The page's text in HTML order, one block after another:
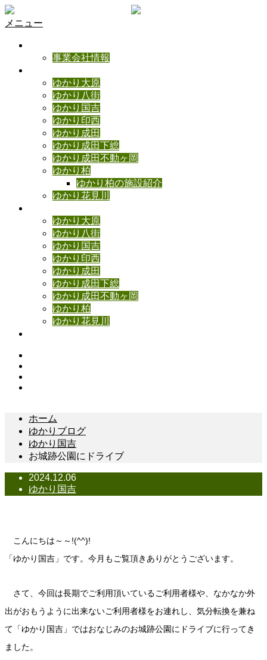
メニュー
事業会社情報
ゆかり大原
ゆかり八街
ゆかり国吉
ゆかり印西
ゆかり成田
ゆかり成田下総
ゆかり成田不動ヶ岡
ゆかり柏
ゆかり柏の施設紹介
ゆかり花見川
ゆかり大原
ゆかり八街
ゆかり国吉
ゆかり印西
ゆかり成田
ゆかり成田下総
ゆかり成田不動ヶ岡
ゆかり柏
ゆかり花見川
ホーム
ゆかりブログ
ゆかり国吉
お城跡公園にドライブ
2024.12.06
ゆかり国吉
こんにちは～～!(^^)!
「ゆかり国吉」です。今月もご覧頂きありがとうございます。
さて、今回は長期でご利用頂いているご利用者様や、なかなか外
出がおもうように出来ないご利用者様をお連れし、気分転換を兼ね
て「ゆかり国吉」ではおなじみのお城跡公園にドライブに行ってき
ました。